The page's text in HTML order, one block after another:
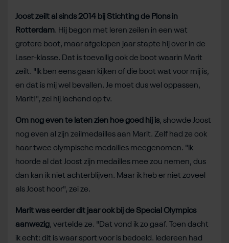
Joost zeilt al sinds 2014 bij Stichting de Plons in
Rotterdam. Hij begon met leren zeilen in een wat
grotere boot, maar afgelopen jaar stapte hij over in de
Laser-klasse. Dat is toevallig ook de boot waarin Marit
zeilt. "Ik ben eens gaan kijken of die boot wat voor mij is,
en dat is mij wel bevallen. Je moet dus wel oppassen,
Marit!", zei hij lachend op tv.
Om nog even te laten zien hoe goed hij is, showde Joost
nog even al zijn zeilmedailles aan Marit. Zelf had ze ook
haar twee olympische medailles meegenomen. "Ik
hoorde al dat Joost zijn medailles mee zou nemen, dus
dan kan ik niet achterblijven. Maar ik heb er niet zoveel
als Joost hoor", zei ze.
Marit was eerder dit jaar ook bij de Special Olympics
aanwezig, vertelde ze. "Dat vond ik zo gaaf. Toen dacht
ik echt: dit is waar sport voor is bedoeld. Iedereen had